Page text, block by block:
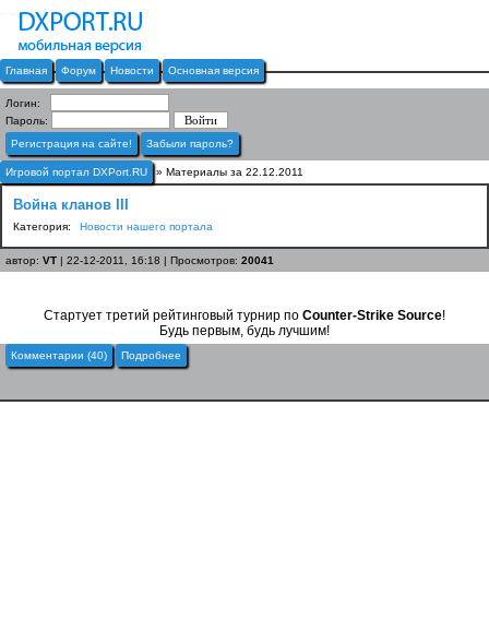
Главная Форум Новости Основная версия
Логин:
Пароль:
Регистрация на сайте!
Забыли пароль?
Игровой портал DXPort.RU » Материалы за 22.12.2011
Война кланов III
Категория: Новости нашего портала
автор: VT | 22-12-2011, 16:18 | Просмотров: 20041
Стартует третий рейтинговый турнир по Counter-Strike Source!
Будь первым, будь лучшим!
Комментарии (40) Подробнее